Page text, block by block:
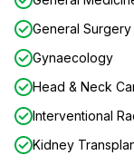
General Surgery
Gynaecology
Head & Neck
Interventional
Kidney